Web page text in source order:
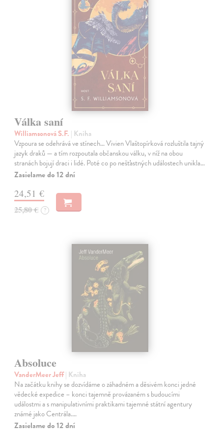
Válka saní
Williamsonová S.F. | Kniha
Vzpoura se odehrává ve stínech… Vivien Vlaštopírková rozluštila tajný
jazyk draků — a tím rozpoutala občanskou válku, v níž na obou
stranách bojují draci i lidé. Poté co po nešťastných událostech unikla…
Zasielame do 12 dní
24,51 €
25,80 € ?
Absoluce
VanderMeer Jeff| Kniha
Na začátku knihy se dozvídáme o záhadném a děsivém konci jedné
vědecké expedice – konci tajemně provázaném s budoucími
událostmi a s manipulativními praktikami tajemné státní agentury
známé jako Centrála.…
Zasielame do 12 dní